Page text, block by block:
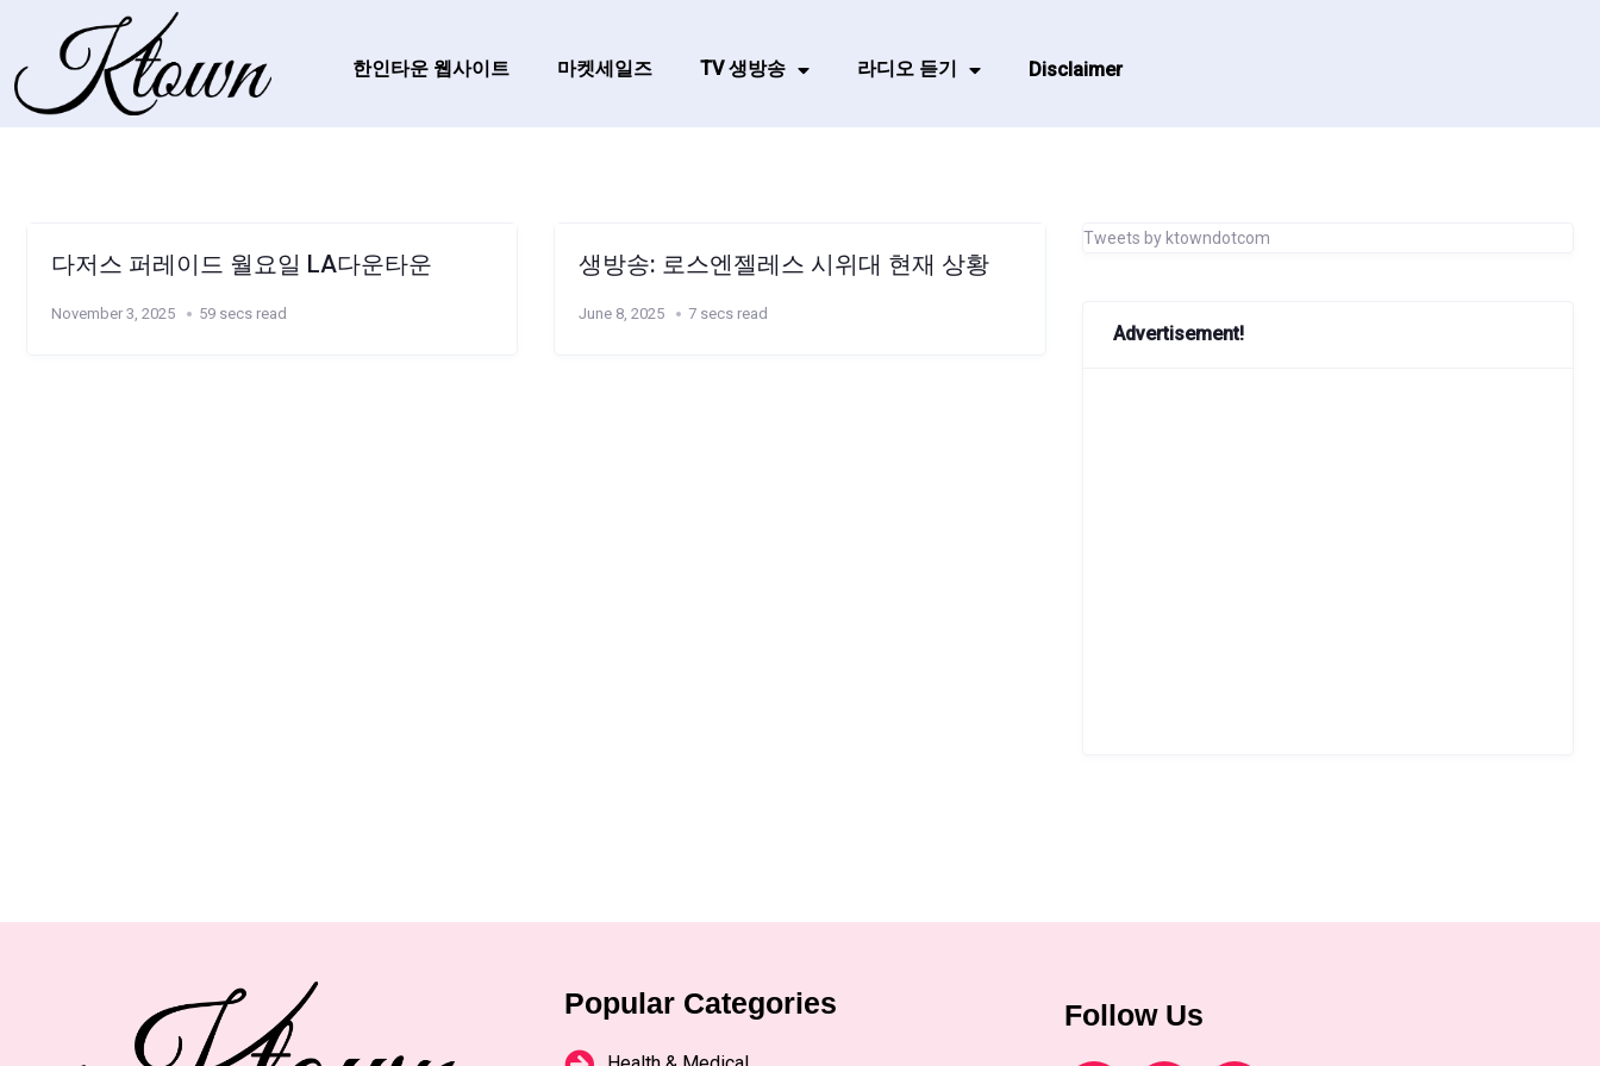
한인타운 웹사이트 마켓세일즈 TV 생방송 라디오 듣기 Disclaimer
다저스 퍼레이드 월요일 LA다운타운
November 3, 2025 59 secs read
생방송: 로스엔젤레스 시위대 현재 상황
June 8, 2025 7 secs read
Tweets by ktowndotcom
Advertisement!
Popular Categories Follow Us